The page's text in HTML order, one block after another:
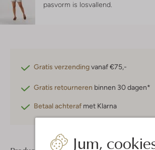
Jum,
pasvorm is losvallend
Gratis verzendingvanaf €75,-
Gratis retourneren binnen 30 dagen*
Betaal achteraf met Klarna